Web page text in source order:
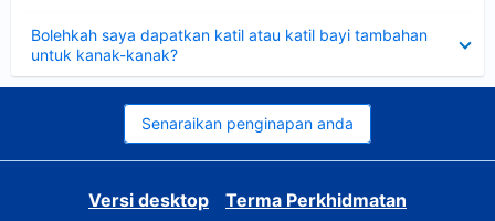
Bolehkah saya dapatkan katil atau katil bayi tambahan
untuk kanak-kanak?
Senaraikan penginapan anda
Versi desktop
Terma Perkhidmatan